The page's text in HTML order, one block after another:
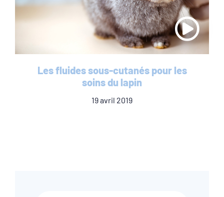
Les fluides sous-cutanés pour les
soins du lapin
19 avril 2019